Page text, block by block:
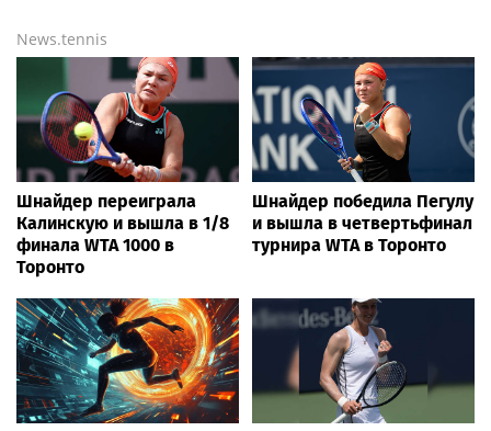
News.tennis
Шнайдер переиграла
Калинскую и вышла в 1/8
финала WTA 1000 в
Торонто
Шнайдер победила Пегулу
и вышла в четвертьфинал
турнира WTA в Торонто